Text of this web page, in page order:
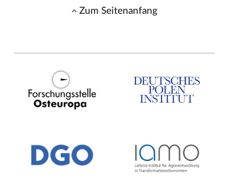
Zum Seitenanfang